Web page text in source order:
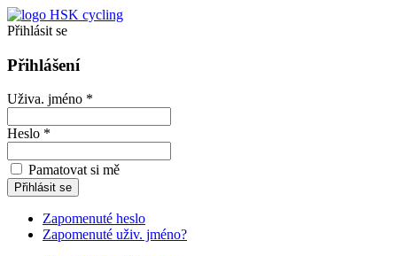
Přihlásit se
Přihlášení
Uživa. jméno *
Heslo *
Pamatovat si mě
Zapomenuté heslo
Zapomenuté uživ. jméno?